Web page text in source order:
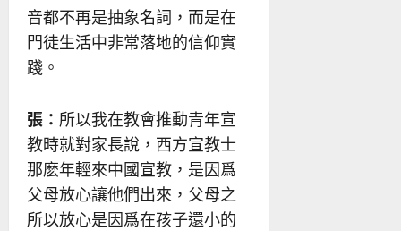
音都不再是抽象名詞，而是在
門徒生活中非常落地的信仰實
踐。
張： 所以我在教會推動青年宣
教時就對家長說，西方宣教士
那麽年輕來中國宣教，是因爲
父母放心讓他們出來，父母之
所以放心是因爲在孩子還小的